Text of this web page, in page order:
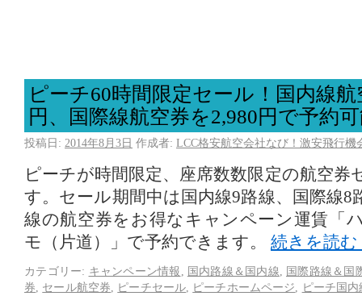
ピーチ60時間限定セール！国内線航
円、国際線航空券を2,980円で予約
投稿日: 2014年8月3日 作成者: LCC格安航空会社なび！激安飛行機
ピーチが時間限定、座席数数限定の航空券
す。セール期間中は国内線9路線、国際線8
線の航空券をお得なキャンペーン運賃「
モ（片道）」で予約できます。 続きを読む
カテゴリー: キャンペーン情報 国内路線＆国内線
国際路線＆国
券
セール航空券 ピーチセール ピーチホームページ
ピーチ国内